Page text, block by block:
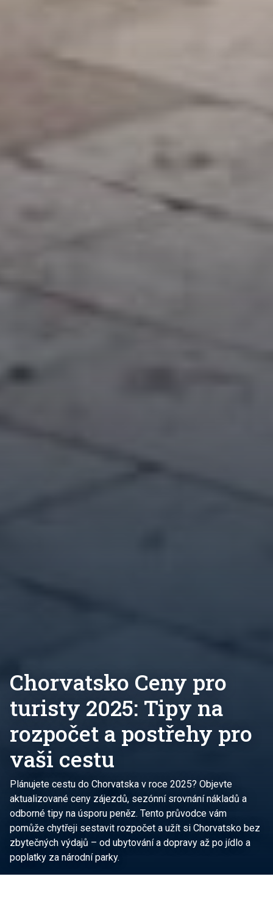
Chorvatsko Ceny pro
turisty 2025: Tipy na
rozpočet a postřehy pro
vaši cestu
Plánujete cestu do Chorvatska v roce 2025? Objevte
aktualizované ceny zájezdů, sezónní srovnání nákladů a
odborné tipy na úsporu peněz. Tento průvodce vám
pomůže chytřeji sestavit rozpočet a užít si Chorvatsko bez
zbytečných výdajů – od ubytování a dopravy až po jídlo a
poplatky za národní parky.